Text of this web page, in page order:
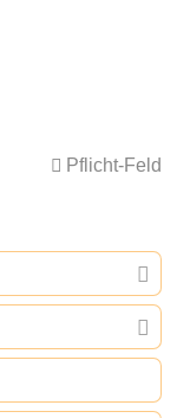
Pflicht-Feld